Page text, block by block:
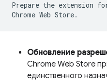
Prepare the extension
Chrome Web Store.
Обновление
Chrome Web Store
единственного